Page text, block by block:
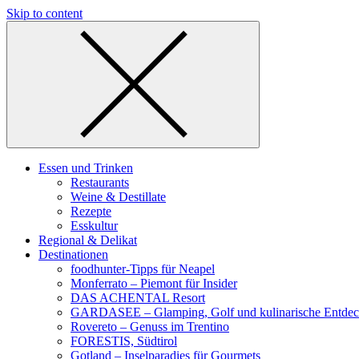
Skip to content
Essen und Trinken
Restaurants
Weine & Destillate
Rezepte
Esskultur
Regional & Delikat
Destinationen
foodhunter-Tipps für Neapel
Monferrato – Piemont für Insider
DAS ACHENTAL Resort
GARDASEE – Glamping, Golf und kulinarische
Rovereto – Genuss im Trentino
FORESTIS, Südtirol
Gotland – Inselparadies für Gourmets